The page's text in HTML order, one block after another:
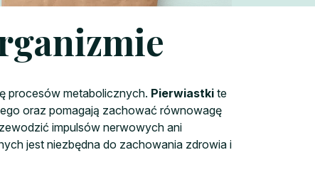
procesów metabolicznych. Pierwiastki te
oraz pomagają zachować równowagę
impulsów nerwowych ani
jest niezbędna do zachowania zdrowia i